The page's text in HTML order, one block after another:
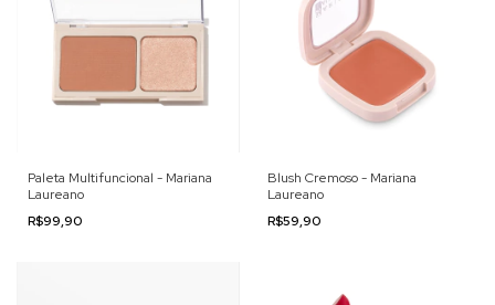
Paleta Multifuncional - Mariana
Laureano
R$99,90
Blush Cremoso - Mariana
Laureano
R$59,90